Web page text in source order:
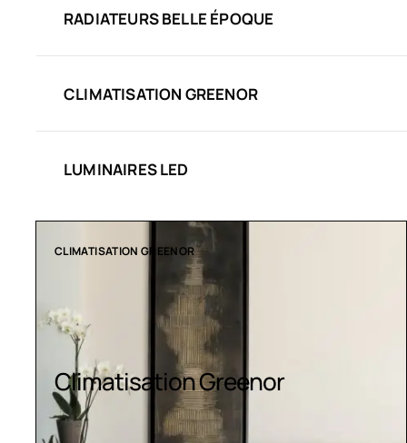
RADIATEURS BELLE ÉPOQUE
CLIMATISATION GREENOR
LUMINAIRES LED
COLLECTION LT
Luminaires LED